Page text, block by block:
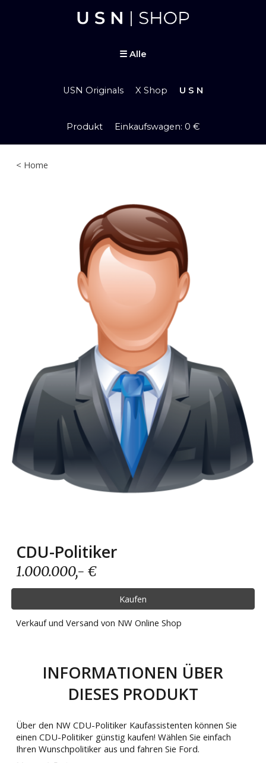
Skip to main content Skip to navigation
☰ Alle
USN Originals X Shop U S N
Produkt Einkaufswagen: 0 €
< Home
CDU-Politiker
1.000.000,- €
Kaufen
Verkauf und Versand von NW Online Shop
INFORMATIONEN ÜBER
DIESES PRODUKT
Über den NW CDU-Politiker Kaufassistenten können Sie
einen CDU-Politiker günstig kaufen! Wählen Sie einfach
Ihren Wunschpolitiker aus und fahren Sie Ford.